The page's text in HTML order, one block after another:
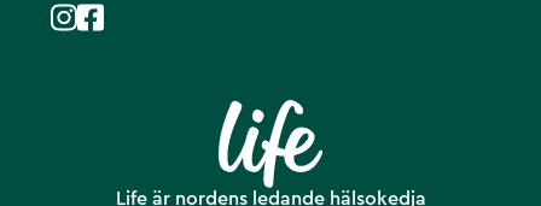
Life är nordens ledande hälsokedja